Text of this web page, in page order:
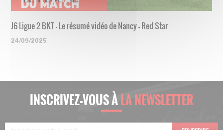
J6 Ligue 2 BKT - Le résumé vidéo de Nancy - Red Star
24/09/2025
INSCRIVEZ-VOUS ÀLA NEWSLETTER